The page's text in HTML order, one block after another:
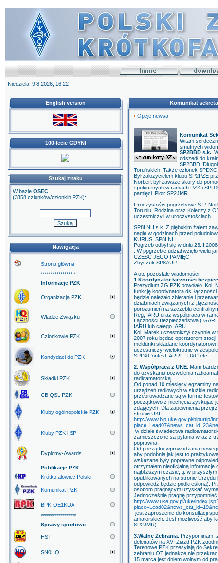
Niedziela, 9.8.2026, 16:22
English version
100-lecie GDYNI
Szukaj znaku
W bazie OSEC
(3358 członków/członkiń PZK):
Nawigacja
Strona główna
******************
Informacje PZK
Organizacja PZK
Władze Związku
Członkowie PZK
Kandydaci do PZK
Składki PZK
CB QSL PZK
Kluby ogólnopolskie PZK
Kluby PZK i SP
Dyplomy-Awards
Publikacje PZK
Krótkofalowiec Polski
Komunikat PZK
BPK-OE1KDA
******************
Sprawy sportowe
HST
SN0HQ
Komunikat
Opcje newsa
Komunikat
Witam
smutnych
SP2BBD s.k.
odszedł do
SP2BBD.
Toruńskich. Także członek
Był założycielem klubu SP2PZE
Norbert był zawsze skory do
społecznych w ramach PZK i
pamięci. Piotr SP2JMR
Uroczystości pogrzebowe Ś.P.
Toruniu. Rodzina oraz Koledzy z
uczestniczyli w uroczystościach.
SP8LNH s.k. Z głębokim żalem
nagle w godzinach przed
KURUS SP8LNH.
Pogrzeb odbył się w dniu
. W pogrzebie udział wzięło wielu
CZEŚĆ JEGO PAMIĘCI !
Zbyszek SP8AUP.
A oto pozostałe wiadomości:
1.Koordynator łączności
Prezydium ZG PZK powołało
funkcję koordynatora ds.
będzie należało zbieranie i
działaniach związanych z
porozumień na szczeblu
Reg, IARU oraz współpraca w
Łączności Bezpieczeństwa (
IARU lub całego IARU.
Kol. Marek uczestniczył czynnie
2007 roku będąc operatorem
meldunki składane
uczestniczył wielokrotnie w
SPDXContest, ARRL I DXC etc.
2. Współpraca z UKE . Mam
do uzyskania pozwolenia
radioamatorską.
Od ponad 10 miesięcy egzaminy
urządzeń radiowych w służbie
przeprowadzane są w formie
początkowo z niechęcią zyskując
zdających. Dla zapewnienia
stronie UKE
http://www.bip.uke.gov.pl/bipurtip/
w dziale świadectwa
zamieszczone są pytania wraz z
poprawna.
Od początku wprowadzania
aby podobnie jak jest to
wskazane były poprawne
otrzymałem nieoficjalną
najbliższym czasie, tj. w
opublikowanych na stronie
odpowiedź będzie podkreślona).
osobom pragnącym uzyskać
Jednocześnie pragnę
http://www.uke.gov.pl/uke/
jest zaproszenie do konsultacji
amatorskich. Jest możliwość aby
SP2JMR)
3.Walne Zebrania .
delegatów na XVI Zjazd PZK
Terenowe PZK przesyłają do
zebraniu OT jednakże nie
15 marca jest dniem wolnym od